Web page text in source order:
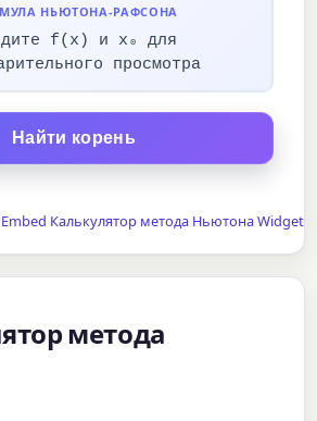
НЬЮТОНА-РАФСОНА
f(x) и x₀ для
просмотра
Найти корень
Embed Калькулятор метода Ньютона Widget
метода